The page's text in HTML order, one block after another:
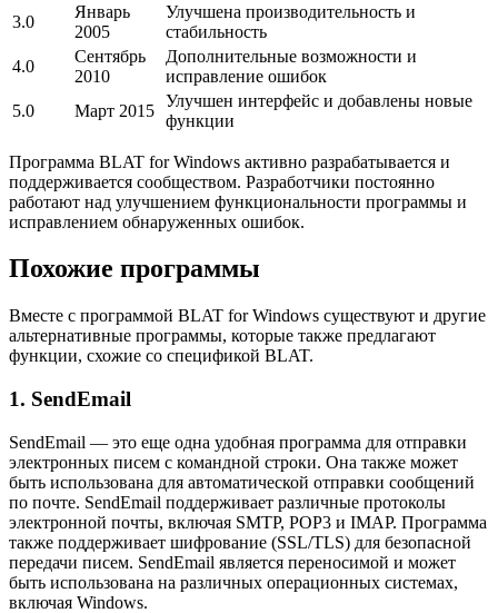
3.0
Январь
2005
Улучшена производительность и
стабильность
4.0
Сентябрь
2010
Дополнительные возможности и
исправление ошибок
5.0
Март 2015
Улучшен интерфейс и добавлены новые
функции
Программа BLAT for Windows активно разрабатывается и
поддерживается сообществом. Разработчики постоянно
работают над улучшением функциональности программы и
исправлением обнаруженных ошибок.
Похожие программы
Вместе с программой BLAT for Windows существуют и другие
альтернативные программы, которые также предлагают
функции, схожие со спецификой BLAT.
1. SendEmail
SendEmail — это еще одна удобная программа для отправки
электронных писем с командной строки. Она также может
быть использована для автоматической отправки сообщений
по почте. SendEmail поддерживает различные протоколы
электронной почты, включая SMTP, POP3 и IMAP. Программа
также поддерживает шифрование (SSL/TLS) для безопасной
передачи писем. SendEmail является переносимой и может
быть использована на различных операционных системах,
включая Windows.